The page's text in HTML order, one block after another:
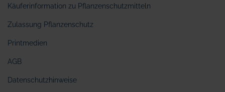
Käuferinformation zu Pflanzenschutzmitteln
Zulassung Pflanzenschutz
Printmedien
AGB
Datenschutzhinweise